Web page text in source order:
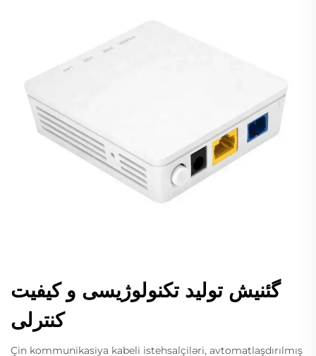
گئنیش تولید تکنولوژیسی و کیفیت
کنترلی
Çin kommunikasiya kabeli istehsalçiləri, avtomatlaşdırılmış